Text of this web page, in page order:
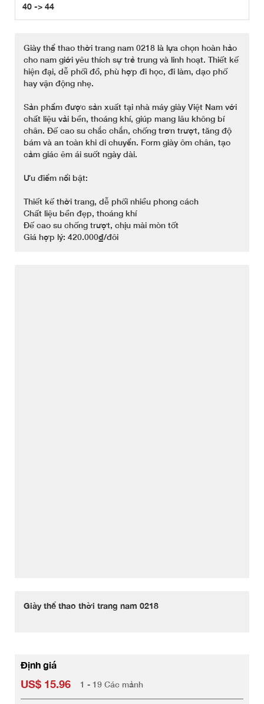
40 -> 44
Giày thể thao thời trang nam 0218 là lựa chọn hoàn hảo
cho nam giới yêu thích sự trẻ trung và linh hoạt. Thiết kế
hiện đại, dễ phối đồ, phù hợp đi học, đi làm, dạo phố
hay vận động nhẹ.
Sản phẩm được sản xuất tại nhà máy giày Việt Nam với
chất liệu vải bền, thoáng khí, giúp mang lâu không bí
chân. Đế cao su chắc chắn, chống trơn trượt, tăng độ
bám và an toàn khi di chuyển. Form giày ôm chân, tạo
cảm giác êm ái suốt ngày dài.
Ưu điểm nổi bật:
Thiết kế thời trang, dễ phối nhiều phong cách
Chất liệu bền đẹp, thoáng khí
Đế cao su chống trượt, chịu mài mòn tốt
Giá hợp lý: 420.000₫/đôi
Giày thể thao thời trang nam 0218
Định giá
US$ 15.96 1 - 19 Các mảnh